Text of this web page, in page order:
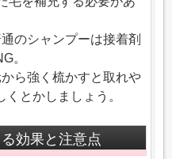
通のシャンプーは接着剤
。
から強く梳かすと取れや
とかしましょう。
効果と注意点